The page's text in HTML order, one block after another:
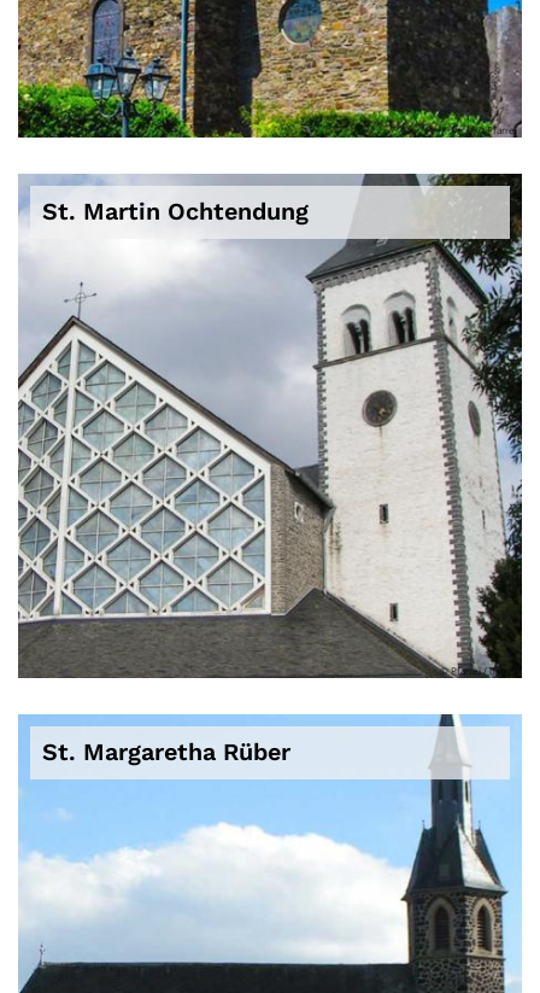
© Pfarrei
St. Martin Ochtendung
© Pfarrei / lfkogo
St. Margaretha Rüber